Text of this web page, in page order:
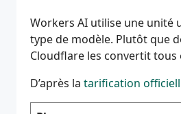
Workers AI utilise une unité
type de modèle. Plutôt que
Cloudflare les convertit tous
D’après la tarification